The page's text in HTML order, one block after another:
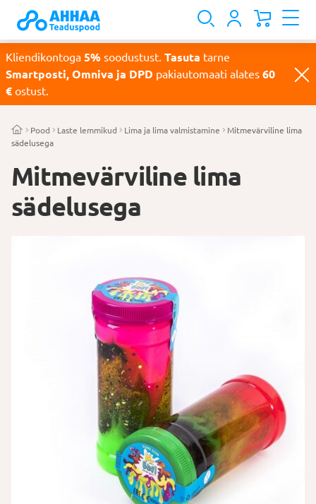
Kliendikontoga 5% soodustust. Tasuta tarne
Smartposti, Omniva ja DPD pakiautomaati alates 60
€ ostust.
Pood Laste lemmikud Lima ja lima valmistamine
Mitmevärviline lima
sädelusega
Mitmevärviline lima
sädelusega